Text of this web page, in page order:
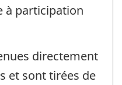
à participation
directement
et sont tirées de